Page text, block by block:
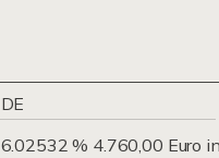
DE
6.02532 % 4.760,00 Euro